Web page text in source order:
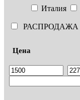
Италия
РАСПРОДАЖА
Цена